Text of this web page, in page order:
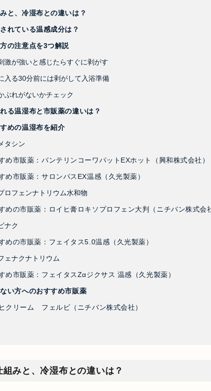
と、冷湿布との違いは？
れている温感成分は？
の注意点を3つ解説
激が強いと感じたらすぐに剥がす
入る30分前には剥がして入浴準備
ぶれがないかチェック
る温湿布と市販薬の違いは？
めの温湿布を紹介
タシン
め市販薬：バンテリンコーワパットEXホット（興和株式会社）
め市販薬：サロンパスEX温感（久光製薬）
ロフェンナトリウム水和物
めの市販薬：ロイヒ膏ロキソプロフェン大判（ニチバン株式会
ナク
めの市販薬：フェイタス5.0温感（久光製薬）
ェナクナトリウム
め市販薬：フェイタスZαジクサス 温感（久光製薬）
い方へのおすすめ市販薬
クリーム フェルビ（ニチバン株式会社）
みと、冷湿布との違いは？